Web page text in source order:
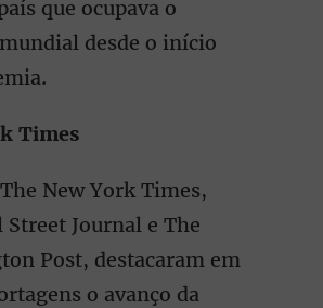
que ocupava o
desde o início
Times
New York Times,
Street Journal e The
Post, destacaram em
o avanço da